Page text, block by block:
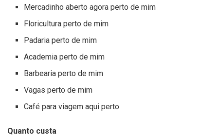
Mercadinho aberto agora perto de mim
Floricultura perto de mim
Padaria perto de mim
Academia perto de mim
Barbearia perto de mim
Vagas perto de mim
Café para viagem aqui perto
Quanto custa